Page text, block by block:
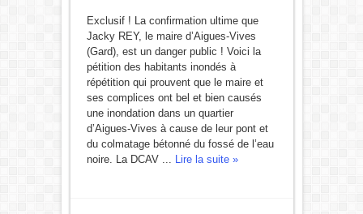
Exclusif ! La confirmation ultime que
Jacky REY, le maire d’Aigues-Vives
(Gard), est un danger public ! Voici la
pétition des habitants inondés à
répétition qui prouvent que le maire et
ses complices ont bel et bien causés
une inondation dans un quartier
d’Aigues-Vives à cause de leur pont et
du colmatage bétonné du fossé de l’eau
noire. La DCAV ... Lire la suite »